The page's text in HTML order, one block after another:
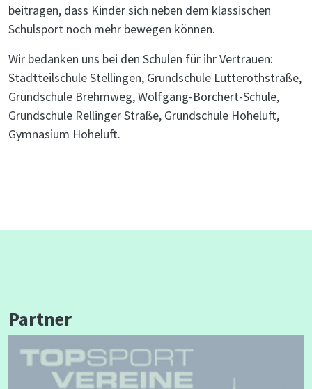
beitragen, dass Kinder sich neben dem klassischen
Schulsport noch mehr bewegen können.
Wir bedanken uns bei den Schulen für ihr Vertrauen:
Stadtteilschule Stellingen, Grundschule Lutterothstraße,
Grundschule Brehmweg, Wolfgang-Borchert-Schule,
Grundschule Rellinger Straße, Grundschule Hoheluft,
Gymnasium Hoheluft.
Partner